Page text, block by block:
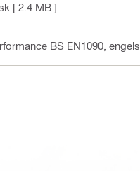
[ 2.4 MB ]
BS EN1090 ,